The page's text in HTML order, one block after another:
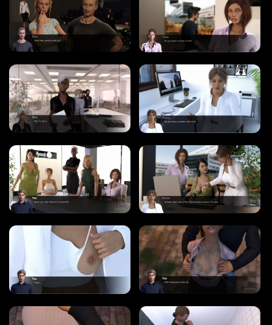
デバイス
モバイル ポルノ ゲーム
ダウンロード用追加
ポルノゲーム APK
ブログ
タグ
ゲームエンジン
RENPY
RUFFLE
HTML